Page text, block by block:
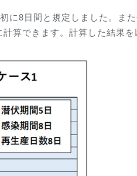
に8日間と規定しました。ま
算できます。計算した結果を